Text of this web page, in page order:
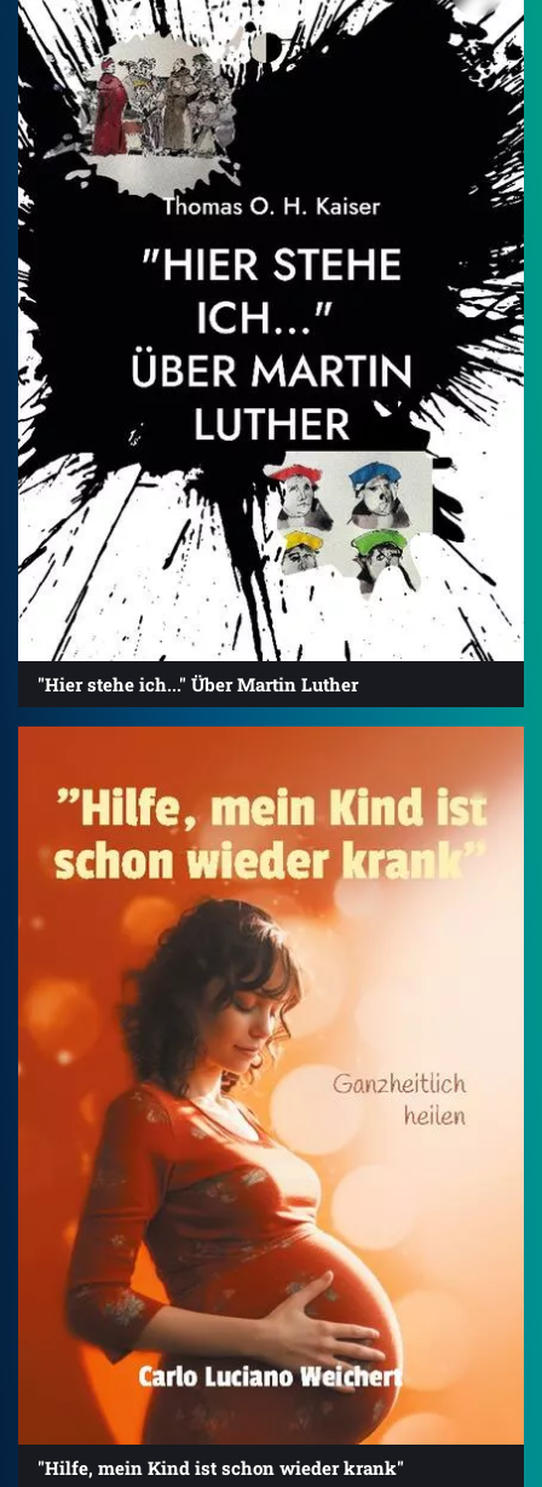
"Hier stehe ich..." Über Martin Luther
"Hilfe, mein Kind ist schon wieder krank"